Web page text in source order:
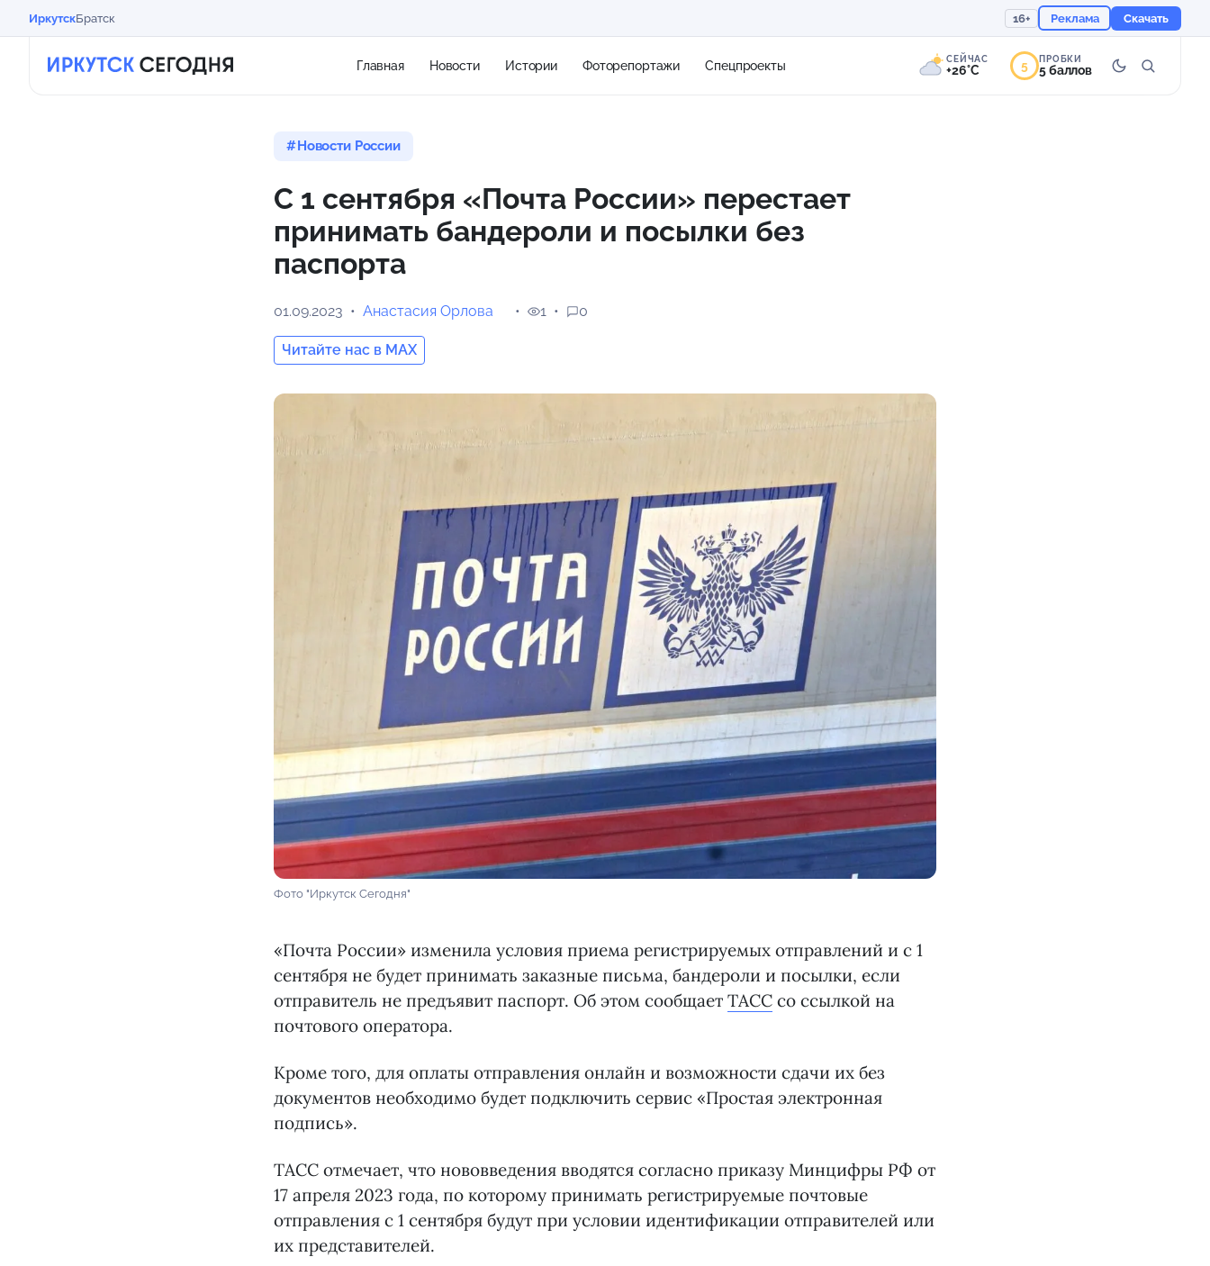
ИркутскБратск 16+ Реклама Скачать
Главная Новости Истории Фоторепортажи Спецпроекты СЕЙЧАС
+26°C
Ощущается как +26
14 м/с
5 ПРОБКИ
5 баллов
Новости России
С 1 сентября «Почта России» перестает
принимать бандероли и посылки без
паспорта
01.09.2023 Анастасия Орлова
Читайте нас в MAX
1 0
Фото "Иркутск Сегодня"
«Почта России» изменила условия приема регистрируемых отправлений и с 1
сентября не будет принимать заказные письма, бандероли и посылки, если
отправитель не предъявит паспорт. Об этом сообщает ТАСС со ссылкой на
почтового оператора.
Кроме того, для оплаты отправления онлайн и возможности сдачи их без
документов необходимо будет подключить сервис «Простая электронная
подпись».
ТАСС отмечает, что нововведения вводятся согласно приказу Минцифры РФ от
17 апреля 2023 года, по которому принимать регистрируемые почтовые
отправления с 1 сентября будут при условии идентификации отправителей или
их представителей.